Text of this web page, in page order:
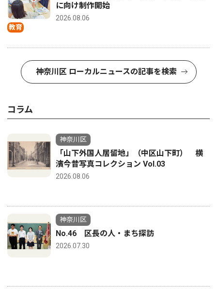
教育
に向け制作開始
2026.08.06
神奈川区 ローカルニュースの記事を検索
コラム
神奈川区
「山下外国人居留地」（中区山下町） 横
濱今昔写真コレクション Vol.03
2026.08.06
神奈川区
No.46 区長の人・まち探訪
2026.07.30